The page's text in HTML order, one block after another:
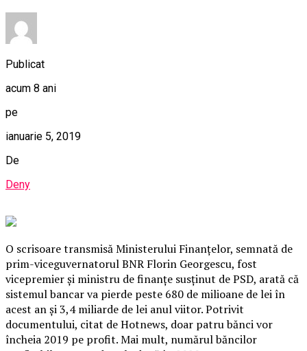
Publicat
acum 8 ani
pe
ianuarie 5, 2019
De
Deny
O scrisoare transmisă Ministerului Finanţelor, semnată de
prim-viceguvernatorul BNR Florin Georgescu, fost
vicepremier şi ministru de finanţe susţinut de PSD, arată că
sistemul bancar va pierde peste 680 de milioane de lei în
acest an şi 3,4 miliarde de lei anul viitor. Potrivit
documentului, citat de Hotnews, doar patru bănci vor
încheia 2019 pe profit. Mai mult, numărul băncilor